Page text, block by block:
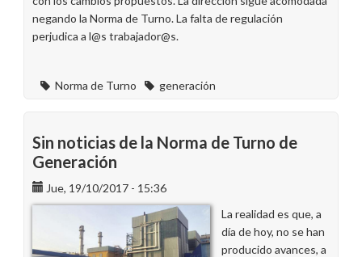
negando la Norma de Turno. La falta de regulación
perjudica a l@s trabajador@s.
Norma de Turno generación
Sin noticias de la Norma de Turno de
Generación
Jue, 19/10/2017 - 15:36
La realidad es que, a
día de hoy, no se han
producido avances, a